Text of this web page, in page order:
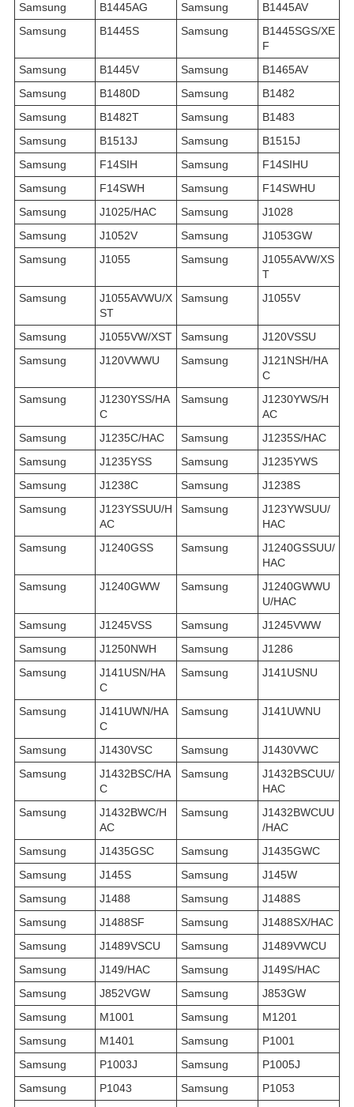
Samsung
B1445AG Samsung
B1445AV
Samsung
B1445S Samsung
B1445SGS/XE
F
Samsung
B1445V Samsung
B1465AV
Samsung
B1480D Samsung
B1482
Samsung
B1482T Samsung
B1483
Samsung
B1513J Samsung
B1515J
Samsung
F14SIH Samsung
F14SIHU
Samsung
F14SWH Samsung
F14SWHU
Samsung
J1025/HAC Samsung
J1028
Samsung
J1052V Samsung
J1053GW
Samsung
J1055 Samsung
J1055AVW/XS
T
Samsung
J1055AVWU/X
ST
Samsung J1055V
Samsung J1055VW/XST Samsung
J120VSSU
Samsung
J120VWWU Samsung
J121NSH/HA
C
Samsung
J1230YSS/HA
C
Samsung
J1230YWS/H
AC
Samsung
J1235C/HAC Samsung
J1235S/HAC
Samsung
J1235YSS Samsung
J1235YWS
Samsung
J1238C Samsung
J1238S
Samsung
J123YSSUU/H
AC
Samsung
J123YWSUU/
HAC
Samsung
J1240GSS Samsung
J1240GSSUU/
HAC
Samsung
J1240GWW Samsung
J1240GWWU
U/HAC
Samsung
J1245VSS Samsung
J1245VWW
Samsung
J1250NWH Samsung
J1286
Samsung
J141USN/HA
C
Samsung J141USNU
Samsung
J141UWN/HA
C
Samsung J141UWNU
Samsung J1430VSC Samsung
J1430VWC
Samsung
J1432BSC/HA
C
Samsung
J1432BSCUU/
HAC
Samsung
J1432BWC/H
AC
Samsung
J1432BWCUU
/HAC
Samsung
J1435GSC Samsung
J1435GWC
Samsung
J145S Samsung
J145W
Samsung
J1488 Samsung
J1488S
Samsung
J1488SF Samsung
J1488SX/HAC
Samsung
J1489VSCU Samsung
J1489VWCU
Samsung
J149/HAC Samsung
J149S/HAC
Samsung
J852VGW Samsung
J853GW
Samsung
M1001 Samsung
M1201
Samsung
M1401 Samsung
P1001
Samsung
P1003J Samsung
P1005J
Samsung
P1043 Samsung
P1053